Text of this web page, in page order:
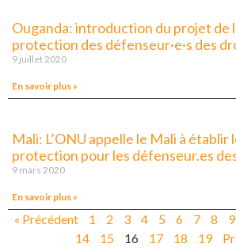
Ouganda: introduction du projet de
protection des défenseur·e·s des
9 juillet 2020
En savoir plus »
Mali: L’ONU appelle le Mali à établir
protection pour les défenseur.es
9 mars 2020
En savoir plus »
« Précédent 1 2 3 4 5 6 7 8 9
14
15 16 17 18 19